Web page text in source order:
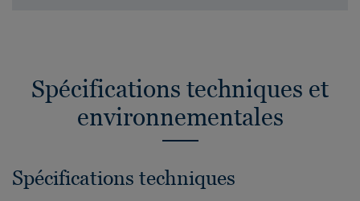
Spécifications techniques et
environnementales
Spécifications techniques